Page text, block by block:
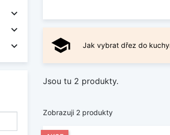


 school Jak vybrat dřez do
Jsou tu 2 produkty.
Zobrazuji 2 produkty